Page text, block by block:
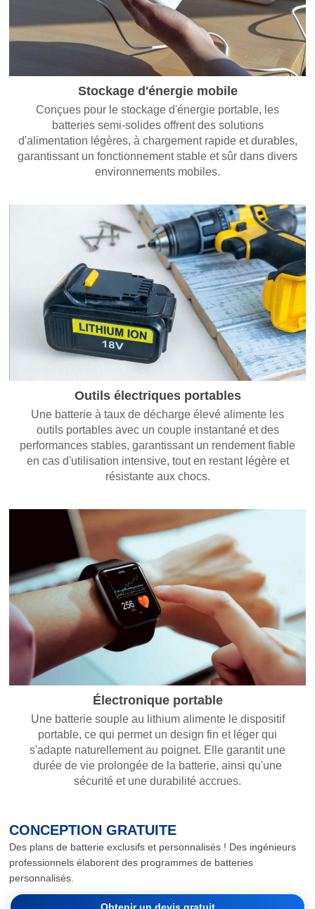
Stockage d'énergie mobile
Conçues pour le stockage d'énergie portable, les
batteries semi-solides offrent des solutions
d'alimentation légères, à chargement rapide et durables,
garantissant un fonctionnement stable et sûr dans divers
environnements mobiles.
Outils électriques portables
Une batterie à taux de décharge élevé alimente les
outils portables avec un couple instantané et des
performances stables, garantissant un rendement fiable
en cas d'utilisation intensive, tout en restant légère et
résistante aux chocs.
Électronique portable
Une batterie souple au lithium alimente le dispositif
portable, ce qui permet un design fin et léger qui
s'adapte naturellement au poignet. Elle garantit une
durée de vie prolongée de la batterie, ainsi qu'une
sécurité et une durabilité accrues.
CONCEPTION GRATUITE
Des plans de batterie exclusifs et personnalisés ! Des ingénieurs
professionnels élaborent des programmes de batteries
personnalisés.